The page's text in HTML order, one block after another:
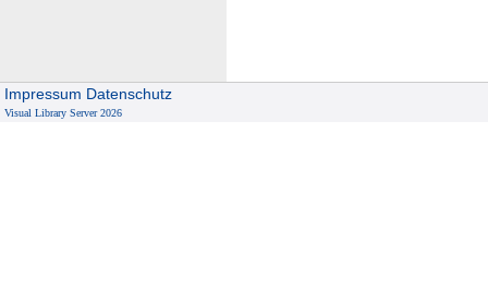
Impressum Datenschutz
Visual Library Server 2026